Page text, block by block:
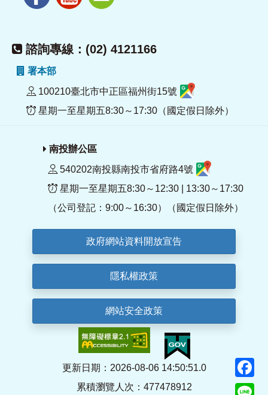
諮詢專線：(02) 4121166
署本部
100210臺北市中正區福州街15號
星期一至星期五8:30～17:30（國定假日除外）
南投辦公區
540202南投縣南投市省府路4號
星期一至星期五8:30～12:30 | 13:30～17:30
（公司登記：9:00～16:30）（國定假日除外）
政府網站資料開放宣告
隱私權政策
網站安全政策
更新日期：2026-08-06 14:50:51.0
累積瀏覽人次：477478912